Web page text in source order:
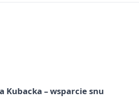
Kubacka – wsparcie snu